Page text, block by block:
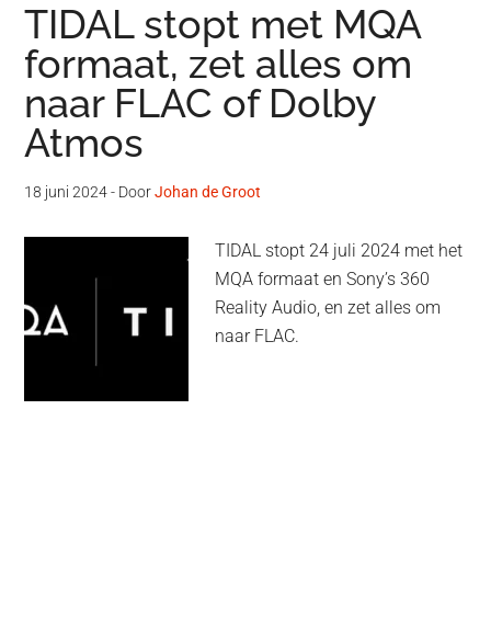
TIDAL stopt met MQA
formaat, zet alles om
naar FLAC of Dolby
Atmos
18 juni 2024- DoorJohan de Groot
TIDAL stopt 24 juli 2024 met het
MQA formaat en Sony’s 360
Reality Audio, en zet alles om
naar FLAC.